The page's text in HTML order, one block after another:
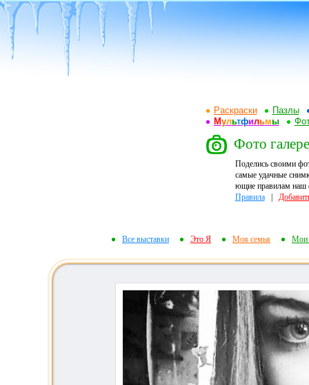
Раскраски
Пазлы
Мультфильмы
Фото
Поделись своими
самые удачные
ющие правилам наш
Правила|
Все выставки Это Я Моя семья Мои